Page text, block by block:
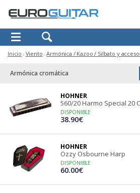
Inicio Viento Armónica / Kazoo / Silbato y
Armónica cromática
HOHNER
560/20 Harmo Special 20 C
DISPONIBLE
38.90€
HOHNER
Ozzy Osbourne Harp
DISPONIBLE
60.00€